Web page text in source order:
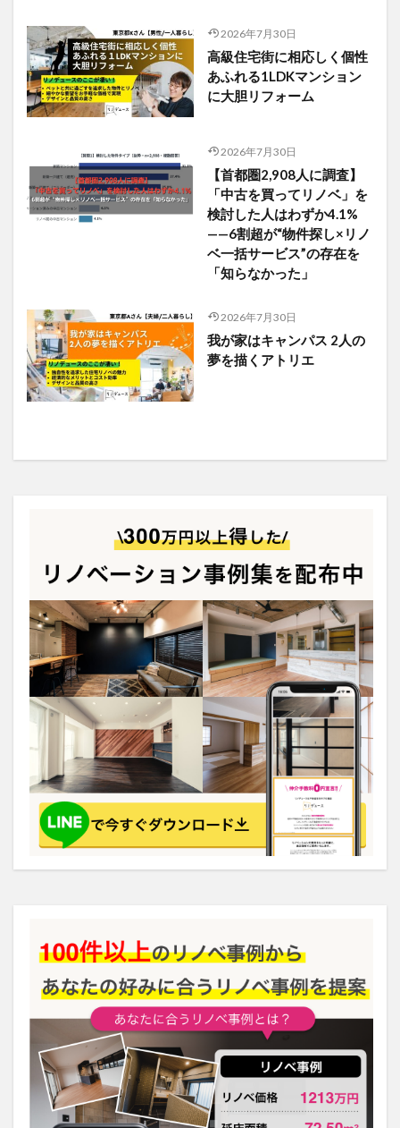
2026年7月30日
高級住宅街に相応しく個性
あふれる1LDKマンション
に大胆リフォーム
2026年7月30日
【首都圏2,908人に調査】
「中古を買ってリノベ」を
検討した人はわずか4.1%
——6割超が“物件探し×リノ
ベ一括サービス”の存在を
「知らなかった」
2026年7月30日
我が家はキャンパス 2人の
夢を描くアトリエ